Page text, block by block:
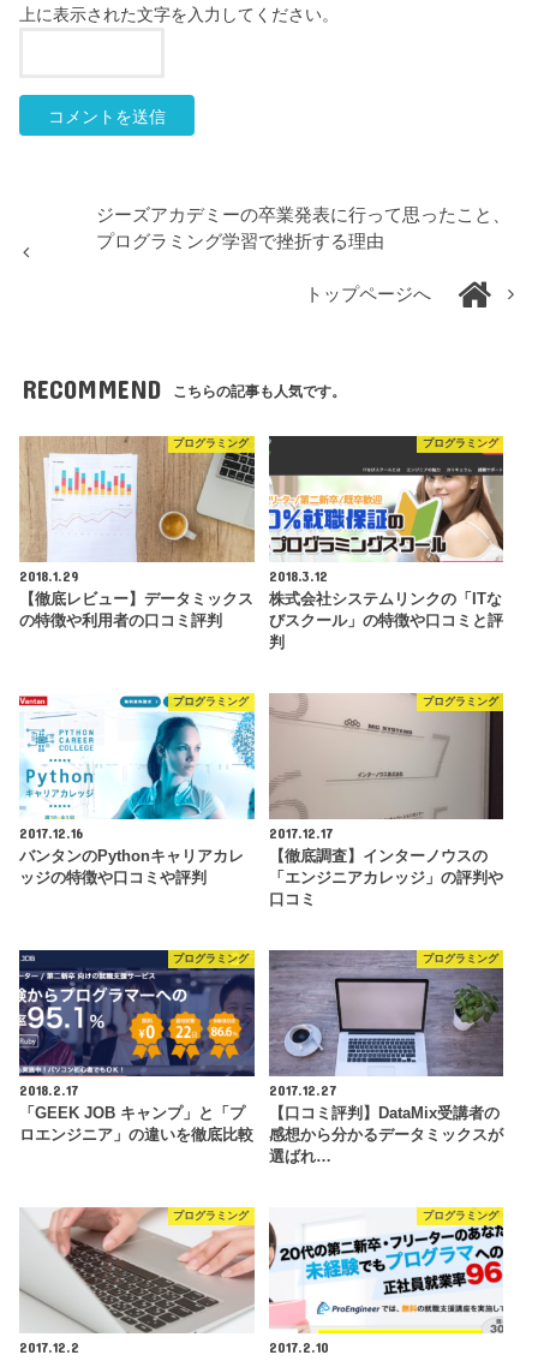
上に表示された文字を入力してください。
ジーズアカデミーの卒業発表に行って思ったこと、
プログラミング学習で挫折する理由
トップページへ
RECOMMEND こちらの記事も人気です。
プログラミング
2018.1.29
【徹底レビュー】データミックス
の特徴や利用者の口コミ評判
プログラミング
2018.3.12
株式会社システムリンクの「ITな
びスクール」の特徴や口コミと評
判
プログラミング
2017.12.16
バンタンのPythonキャリアカレ
ッジの特徴や口コミや評判
プログラミング
2017.12.17
【徹底調査】インターノウスの
「エンジニアカレッジ」の評判や
口コミ
プログラミング
2018.2.17
「GEEK JOB キャンプ」と「プ
ロエンジニア」の違いを徹底比較
プログラミング
2017.12.27
【口コミ評判】DataMix受講者の
感想から分かるデータミックスが
選ばれ…
プログラミング
2017.12.2
プログラミング
2017.2.10